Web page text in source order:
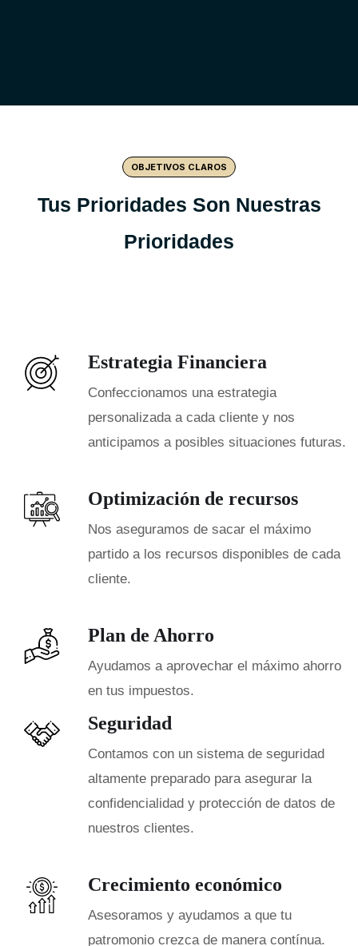
OBJETIVOS CLAROS
Tus Prioridades Son Nuestras
Prioridades
Estrategia Financiera
Confeccionamos una estrategia
personalizada a cada cliente y nos
anticipamos a posibles situaciones futuras.
Optimización de recursos
Nos aseguramos de sacar el máximo
partido a los recursos disponibles de cada
cliente.
Plan de Ahorro
Ayudamos a aprovechar el máximo ahorro
en tus impuestos.
Seguridad
Contamos con un sistema de seguridad
altamente preparado para asegurar la
confidencialidad y protección de datos de
nuestros clientes.
Crecimiento económico
Asesoramos y ayudamos a que tu
patromonio crezca de manera contínua.